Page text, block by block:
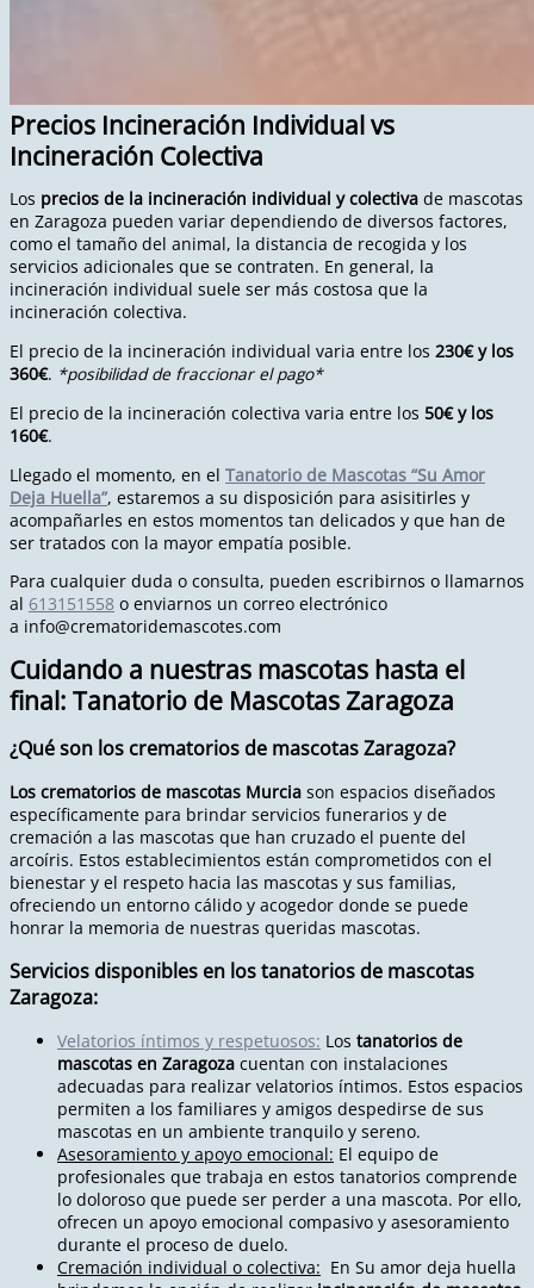
Precios Incineración Individual vs
Incineración Colectiva
Los precios de la incineración individual y colectiva de mascotas
en Zaragoza pueden variar dependiendo de diversos factores,
como el tamaño del animal, la distancia de recogida y los
servicios adicionales que se contraten. En general, la
incineración individual suele ser más costosa que la
incineración colectiva.
El precio de la incineración individual varia entre los 230€ y los
360€. *posibilidad de fraccionar el pago*
El precio de la incineración colectiva varia entre los 50€ y los
160€.
Llegado el momento, en el Tanatorio de Mascotas “Su Amor
Deja Huella”, estaremos a su disposición para asisitirles y
acompañarles en estos momentos tan delicados y que han de
ser tratados con la mayor empatía posible.
Para cualquier duda o consulta, pueden escribirnos o llamarnos
al 613151558 o enviarnos un correo electrónico
a info@crematoridemascotes.com
Cuidando a nuestras mascotas hasta el
final: Tanatorio de Mascotas Zaragoza
¿Qué son los crematorios de mascotas Zaragoza?
Los crematorios de mascotas Murcia son espacios diseñados
específicamente para brindar servicios funerarios y de
cremación a las mascotas que han cruzado el puente del
arcoíris. Estos establecimientos están comprometidos con el
bienestar y el respeto hacia las mascotas y sus familias,
ofreciendo un entorno cálido y acogedor donde se puede
honrar la memoria de nuestras queridas mascotas.
Servicios disponibles en los tanatorios de mascotas
Zaragoza:
Velatorios íntimos y respetuosos: Los tanatorios de
mascotas en Zaragoza cuentan con instalaciones
adecuadas para realizar velatorios íntimos. Estos espacios
permiten a los familiares y amigos despedirse de sus
mascotas en un ambiente tranquilo y sereno.
Asesoramiento y apoyo emocional: El equipo de
profesionales que trabaja en estos tanatorios comprende
lo doloroso que puede ser perder a una mascota. Por ello,
ofrecen un apoyo emocional compasivo y asesoramiento
durante el proceso de duelo.
Cremación individual o colectiva: En Su amor deja huella